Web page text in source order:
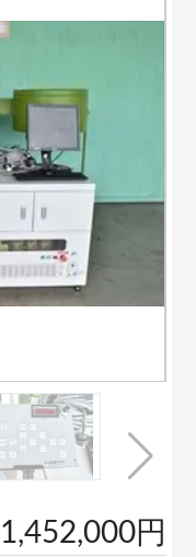
1,452,000円